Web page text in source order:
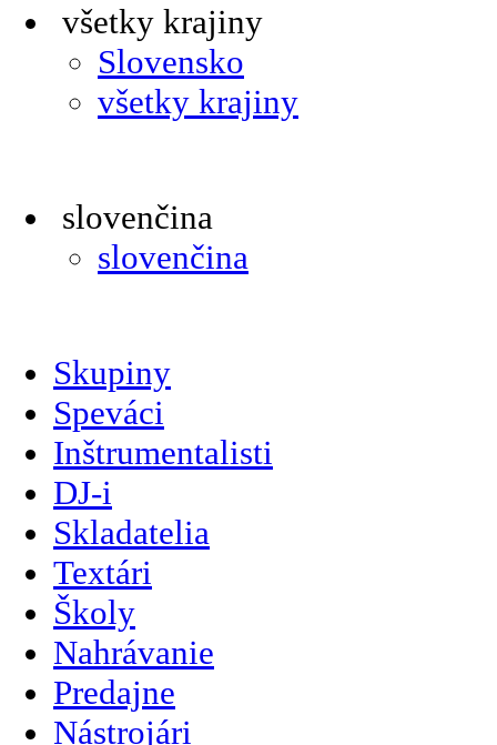
všetky krajiny
Slovensko
všetky krajiny
slovenčina
slovenčina
Skupiny
Speváci
Inštrumentalisti
DJ-i
Skladatelia
Textári
Školy
Nahrávanie
Predajne
Nástrojári